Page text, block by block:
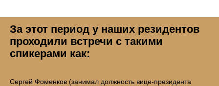
За этот период у наших резидентов
проходили встречи с такими
спикерами как:
Сергей Фоменков (занимал должность вице-президента